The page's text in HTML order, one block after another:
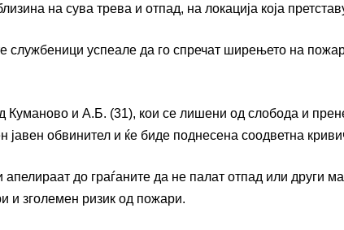
на сува трева и отпад, на локација која
службеници успеале да го спречат ширењето на
и А.Б. (31), кои се лишени од слобода и
јавен обвинител и ќе биде поднесена соодветна
до граѓаните да не палат отпад или други
и зголемен ризик од пожари.